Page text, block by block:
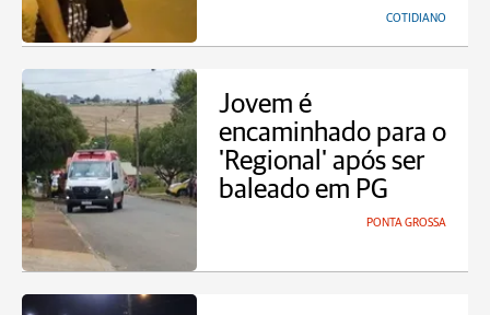
COTIDIANO
Jovem é
encaminhado para o
'Regional' após ser
baleado em PG
PONTA GROSSA